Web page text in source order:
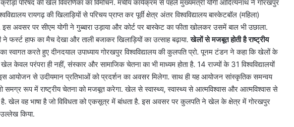
क्रीड़ा परिषद की खेल विवरणिका का विमोचन. मंचीय कार्यक्रम से पहले मुख्यमंत्री योगी आदित्यनाथ ने गोरखपुर
रायगढ़ की खिलाड़ियों से परिचय प्राप्त कर पूर्वी क्षेत्र अंतर विश्वविद्यालय बास्केटबॉल (महिला)
इस अवसर पर सीएम योगी ने गुब्बारा उड़ाया और कोर्ट पर बास्केट का फीता खोलकर उसमें बाल भी उछाला.
ने फर्स्ट हाफ का मैच देखा और ताली बजाकर खिलाड़ियों का उत्साह बढ़ाया.खेलों से मजबूत होती है राष्ट्रीय
स्वागत करते हुए दीनदयाल उपाध्याय गोरखपुर विश्वविद्यालय की कुलपति प्रो. पूनम टंडन ने कहा कि खेलों के
केवल परंपरा ही नहीं, संस्कार और सामाजिक चेतना का भी माध्यम होता है. 14 राज्यों के 31 विश्वविद्यालयों
इस आयोजन से उदीयमान प्रतिभाओं को प्रदर्शन का अवसर मिलेगा. साथ ही यह आयोजन सांस्कृतिक समन्वय
समग्र रूप में राष्ट्रीय चेतना को मजबूत करेगा. खेल से स्वास्थ्य, स्वास्थ्य से आत्मविश्वास और आत्मविश्वास से
है. खेल वह भाषा है जो विविधता को एकसूत्र में बांधता है. इस अवसर पर कुलपति ने खेल के क्षेत्र में गोरखपुर
उल्लेख किया.
बसें